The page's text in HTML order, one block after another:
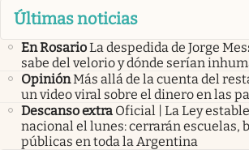
Últimas noticias
En RosarioLa despedida de Jorge
sabe del velorio y dónde serían
OpiniónMás allá de la cuenta del
un video viral sobre el dinero en las
Descanso extra Oficial | La Ley
nacional el lunes: cerrarán escuelas,
públicas en toda la Argentina